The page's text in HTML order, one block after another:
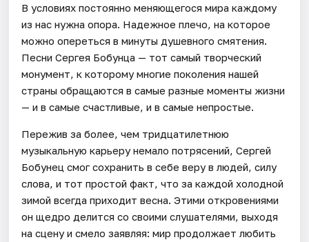
В условиях постоянно меняющегося мира каждому
из нас нужна опора. Надежное плечо, на которое
можно опереться в минуты душевного смятения.
Песни Сергея Бобунца — тот самый творческий
монумент, к которому многие поколения нашей
страны обращаются в самые разные моменты жизни
— и в самые счастливые, и в самые непростые.
Пережив за более, чем тридцатилетнюю
музыкальную карьеру немало потрясений, Сергей
Бобунец смог сохранить в себе веру в людей, силу
слова, и тот простой факт, что за каждой холодной
зимой всегда приходит весна. Этими откровениями
он щедро делится со своими слушателями, выходя
на сцену и смело заявляя: мир продолжает любить